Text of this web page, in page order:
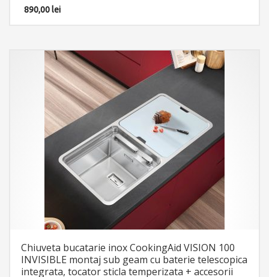
x sistem fixare pe chiuveta sau pe blat.
890,00lei
Chiuveta bucatarie inox CookingAid VISION 100
INVISIBLE montaj sub geam cu baterie telescopica
integrata, tocator sticla temperizata + accesorii